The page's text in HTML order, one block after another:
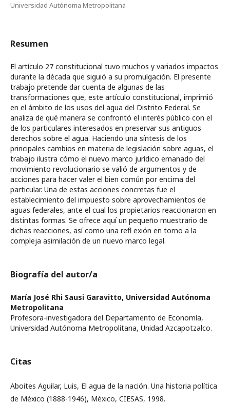
Universidad Autónoma Metropolitana
Resumen
El artículo 27 constitucional tuvo muchos y variados impactos
durante la década que siguió a su promulgación. El presente
trabajo pretende dar cuenta de algunas de las
transformaciones que, este artículo constitucional, imprimió
en el ámbito de los usos del agua del Distrito Federal. Se
analiza de qué manera se confrontó el interés público con el
de los particulares interesados en preservar sus antiguos
derechos sobre el agua. Haciendo una síntesis de los
principales cambios en materia de legislación sobre aguas, el
trabajo ilustra cómo el nuevo marco jurídico emanado del
movimiento revolucionario se valió de argumentos y de
acciones para hacer valer el bien común por encima del
particular. Una de estas acciones concretas fue el
establecimiento del impuesto sobre aprovechamientos de
aguas federales, ante el cual los propietarios reaccionaron en
distintas formas. Se ofrece aquí un pequeño muestrario de
dichas reacciones, así como una reﬂ exión en torno a la
compleja asimilación de un nuevo marco legal.
Biografía del autor/a
María José Rhi Sausi Garavitto, Universidad Autónoma
Metropolitana
Profesora-investigadora del Departamento de Economía,
Universidad Autónoma Metropolitana, Unidad Azcapotzalco.
Citas
Aboites Aguilar, Luis, El agua de la nación. Una historia política
de México (1888-1946), México, CIESAS, 1998.